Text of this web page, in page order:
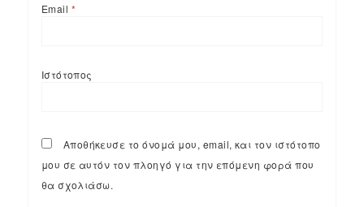
Email *
Ιστότοπος
Αποθήκευσε το όνομά μου, email, και τον ιστότοπο
μου σε αυτόν τον πλοηγό για την επόμενη φορά που
θα σχολιάσω.